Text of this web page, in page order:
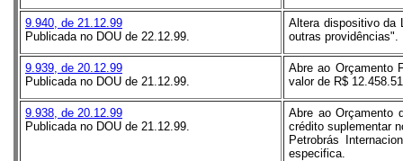
9.940, de 21.12.99
Publicada no DOU de 22.12.99.
Altera dispositivo da
outras providências".
9.939, de 20.12.99
Publicada no DOU de 21.12.99.
Abre ao Orçamento
valor de R$
9.938, de 20.12.99
Publicada no DOU de 21.12.99.
Abre ao Orçamento
crédito suplementar
Petrobrás
especifica.